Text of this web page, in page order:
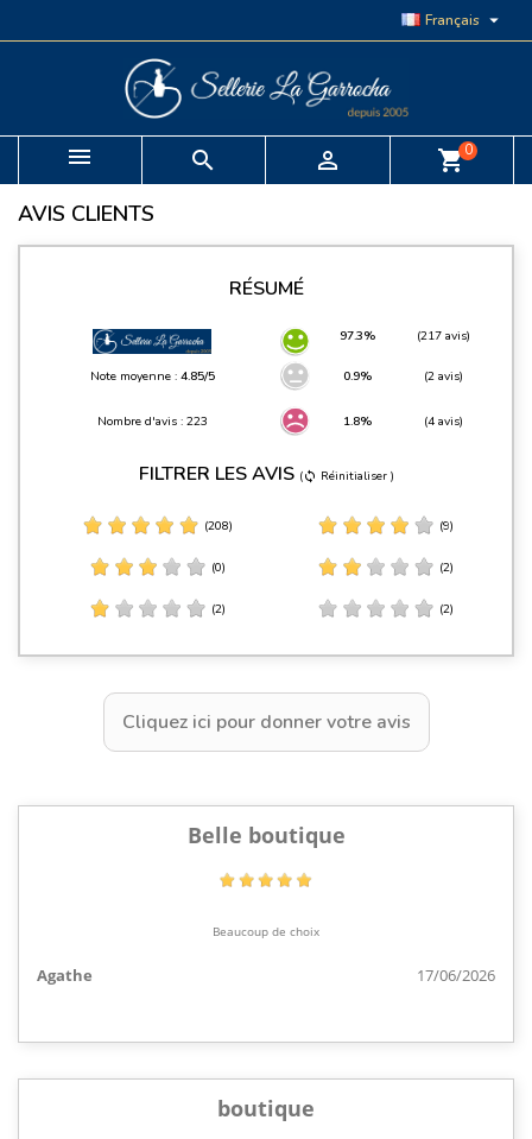
Français 
  shopping_cart0
AVIS CLIENTS
RÉSUMÉ
97.3% (217 avis)
Note moyenne : 4.85/5 0.9% (2 avis)
Nombre d'avis : 223 1.8% (4 avis)
FILTRER LES AVIS (sync Réinitialiser )
(208) (9)
(0) (2)
(2) (2)
Cliquez ici pour donner votre avis
Belle boutique
Beaucoup de choix
Agathe 17/06/2026
boutique